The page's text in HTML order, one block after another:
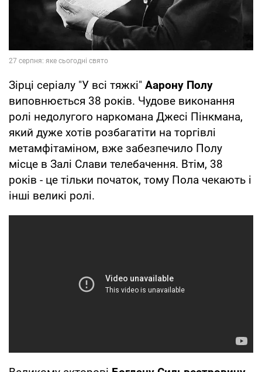
Зірці серіалу "У всі тяжкі" Аарону Полу
виповнюється 38 років. Чудове виконання
ролі недолугого наркомана Джесі Пінкмана,
який дуже хотів розбагатіти на торгівлі
метамфітаміном, вже забезпечило Полу
місце в Залі Слави телебачення. Втім, 38
років - це тільки початок, тому Пола чекають і
інші великі ролі.